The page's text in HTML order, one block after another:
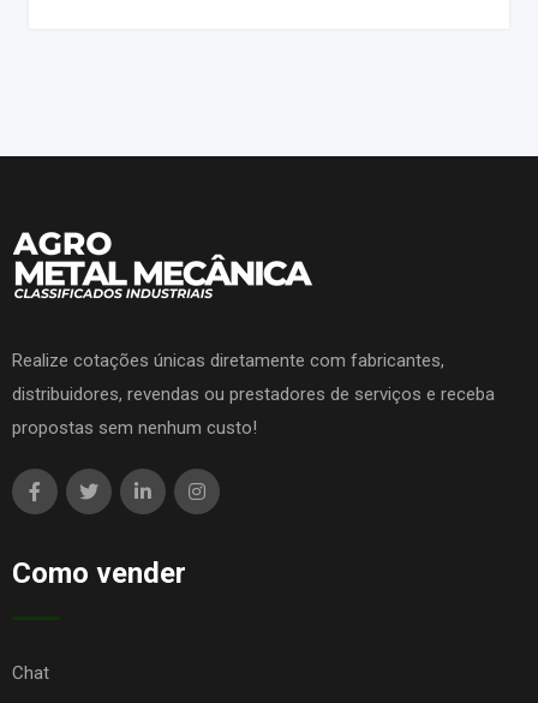
Realize cotações únicas diretamente com fabricantes,
distribuidores, revendas ou prestadores de serviços e receba
propostas sem nenhum custo!
Como vender
Chat